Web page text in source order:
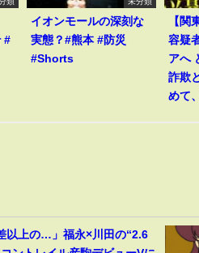
#
イオンモールの深刻な
実態？#熊本 #防災
#Shorts
【関
容疑
アへ
詐欺
めて
以上の…」福永×川田の“2.6